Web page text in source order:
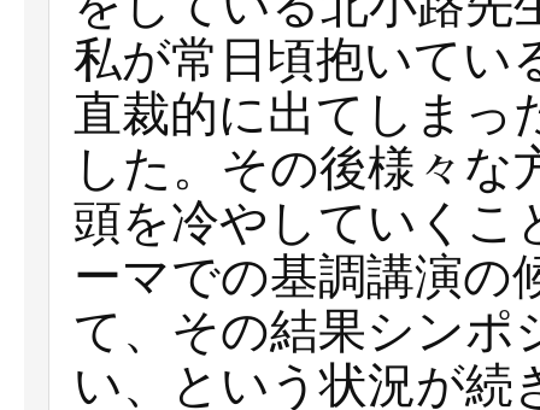
私が常日頃抱いてい
直裁的に出てしまっ
した。その後様々な
頭を冷やしていくこ
ーマでの基調講演の
て、その結果シンポ
い、という状況が続